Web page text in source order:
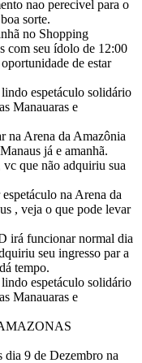
nao perecivel para o
sorte.
no Shopping
com seu ídolo de 12:00
de estar
espetáculo solidário
Manauaras e
na Arena da Amazônia
já e amanhã.
que não adquiriu sua
na Arena da
, veja o que pode levar
irá funcionar normal dia
seu ingresso par a
tempo.
espetáculo solidário
Manauaras e
dia 9 de Dezembro na